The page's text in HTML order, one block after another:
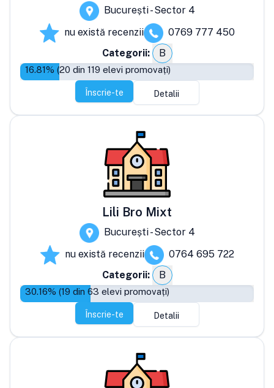
București - Sector 4
nu există recenzii
0769 777 450
Categorii:
B
16.81% (20 din 119 elevi promovați)
Înscrie-te Detalii
Lili Bro Mixt
București - Sector 4
nu există recenzii
0764 695 722
Categorii:
B
30.16% (19 din 63 elevi promovați)
Înscrie-te Detalii